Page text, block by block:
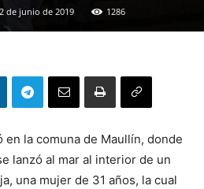
de junio de 2019 1286
en la comuna de Maullín, donde
lanzó al mar al interior de un
una mujer de 31 años, la cual